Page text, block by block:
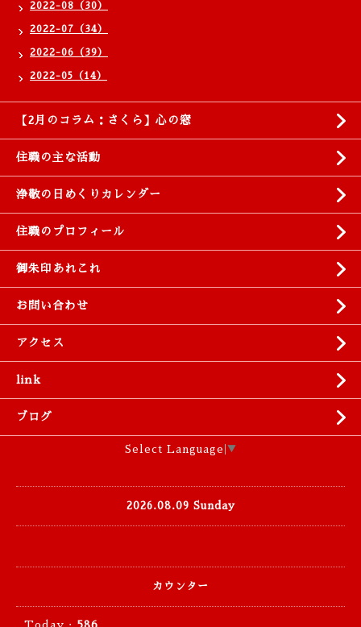
2022-08（30）
2022-07（34）
2022-06（39）
2022-05（14）
【2月のコラム：さくら】心の窓
住職の主な活動
浄敬の日めくりカレンダー
住職のプロフィール
御朱印あれこれ
お問い合わせ
アクセス
link
ブログ
Select Language ▼
2026.08.09 Sunday
カウンター
Today : 586